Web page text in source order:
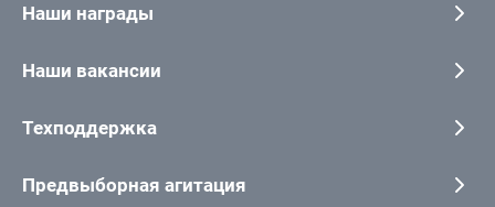
Наши награды
Наши вакансии
Техподдержка
Предвыборная агитация